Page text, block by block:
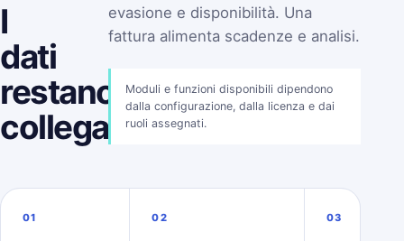
I
dati
restano
collegati.
evasione e disponibilità. Una
fattura alimenta scadenze e analisi.
Moduli e funzioni disponibili dipendono
dalla configurazione, dalla licenza e dai
ruoli assegnati.
01 02 03